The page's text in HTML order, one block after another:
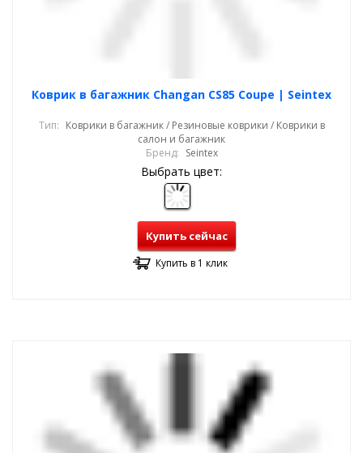
Коврик в багажник Changan CS85 Coupe | Seintex
Тип: Коврики в багажник / Резиновые коврики / Коврики в
салон и багажник
Бренд: Seintex
Выбрать цвет:
Купить сейчас
Купить в 1 клик